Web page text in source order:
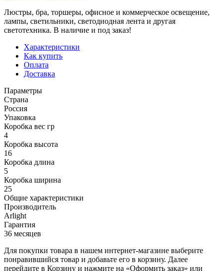
Люстры, бра, торшеры, офисное и коммерческое освещение,
лампы, светильники, светодиодная лента и другая
светотехника. В наличие и под заказ!
Характеристики
Как купить
Оплата
Доставка
Параметры
Страна
Россия
Упаковка
Коробка вес гр
4
Коробка высота
16
Коробка длина
5
Коробка ширина
25
Общие характеристики
Производитель
Arlight
Гарантия
36 месяцев
Для покупки товара в нашем интернет-магазине выберите
понравившийся товар и добавьте его в корзину. Далее
перейдите в Корзину и нажмите на «Оформить заказ» или